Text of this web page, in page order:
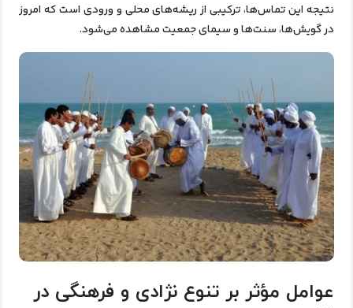
نتیجه این تماس‌ها، ترکیبی از ریشه‌های محلی و ورودی است که امروز
در گویش‌ها، سنت‌ها و سیمای جمعیت مشاهده می‌شود.
عوامل مؤثر بر تنوع نژادی و فرهنگی در